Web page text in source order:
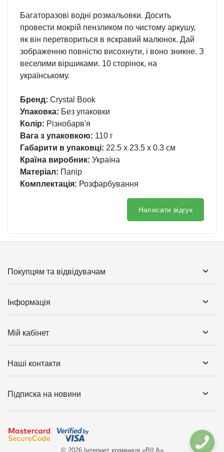
Багаторазові водні розмальовки. Досить
провести мокрій пензликом по чистому аркушу,
як він перетвориться в яскравий малюнок. Дай
зображенню повністю висохнути, і воно зникне. З
веселими віршиками. 10 сторінок, на
українському.
Бренд: Crystal Book
Упаковка: Без упаковки
Колір: Різнобарв'я
Вага з упаковкою: 110 г
Габарити в упаковці: 22.5 x 23.5 x 0.3 см
Країна виробник: Україна
Матеріал: Папір
Комплектація: Розфарбування
Написати відгук
Покупцям та відвідувачам
Інформація
Мій кабінет
Наші контакти
Підписка на новини
© 2026 Інтернет крамниця «BILA»